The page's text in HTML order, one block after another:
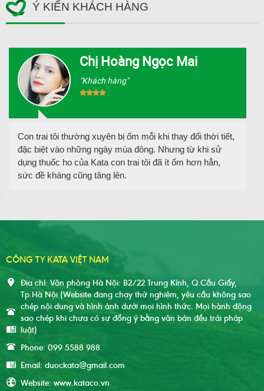
Ý KIẾN KHÁCH HÀNG
Chị Hoàng Ngọc Mai
"Khách hàng"
Con trai tôi thường xuyên bị ốm mỗi khi thay đổi thời tiết,
đặc biệt vào những ngày mùa đông. Nhưng từ khi sử
dụng thuốc ho của Kata con trai tôi đã ít ốm hơn hẳn,
sức đề kháng cũng tăng lên.
CÔNG TY KATA VIỆT NAM
Địa chỉ: Văn phòng Hà Nội: B2/22 Trung Kính, Q.Cầu Giấy,
Tp.Hà Nội (Website đang chạy thử nghiệm, yêu cầu không sao
chép nội dung và hình ảnh dưới mọi hình thức. Mọi hành động
sao chép khi chưa có sự đồng ý bằng văn bản đều trái pháp
luật)
Phone: 099 5588 988
Email: duockata@gmail.com
Website: www.kataco.vn